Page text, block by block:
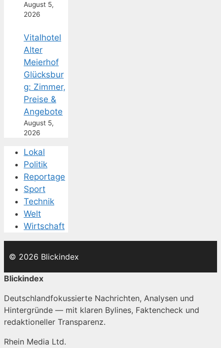
August 5,
2026
Vitalhotel
Alter
Meierhof
Glücksbur
g: Zimmer,
Preise &
Angebote
August 5,
2026
Lokal
Politik
Reportage
Sport
Technik
Welt
Wirtschaft
© 2026 Blickindex
Blickindex
Deutschlandfokussierte Nachrichten, Analysen und
Hintergründe — mit klaren Bylines, Faktencheck und
redaktioneller Transparenz.
Rhein Media Ltd.